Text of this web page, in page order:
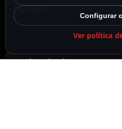
Cubierta
Precio unitario
Configurar
Ver política